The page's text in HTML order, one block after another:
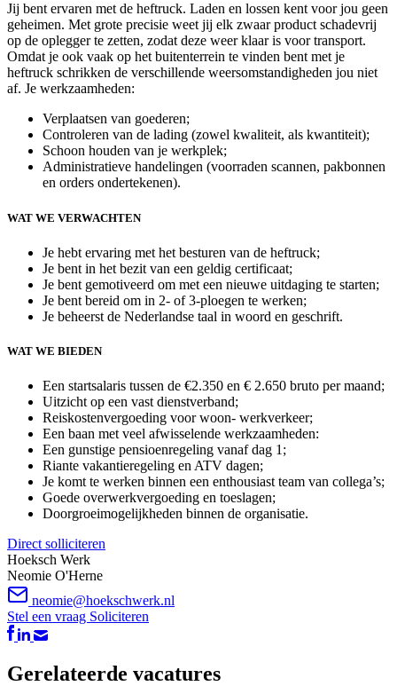
Jij bent ervaren met de heftruck. Laden en lossen kent voor jou geen
geheimen. Met grote precisie weet jij elk zwaar product schadevrij
op de oplegger te zetten, zodat deze weer klaar is voor transport.
Omdat je ook vaak op het buitenterrein te vinden bent met je
heftruck schrikken de verschillende weersomstandigheden jou niet
af. Je werkzaamheden:
Verplaatsen van goederen;
Controleren van de lading (zowel kwaliteit, als kwantiteit);
Schoon houden van je werkplek;
Administratieve handelingen (voorraden scannen, pakbonnen
en orders ondertekenen).
WAT WE VERWACHTEN
Je hebt ervaring met het besturen van de heftruck;
Je bent in het bezit van een geldig certificaat;
Je bent gemotiveerd om met een nieuwe uitdaging te starten;
Je bent bereid om in 2- of 3-ploegen te werken;
Je beheerst de Nederlandse taal in woord en geschrift.
WAT WE BIEDEN
Een startsalaris tussen de €2.350 en € 2.650 bruto per maand;
Uitzicht op een vast dienstverband;
Reiskostenvergoeding voor woon- werkverkeer;
Een baan met veel afwisselende werkzaamheden:
Een gunstige pensioenregeling vanaf dag 1;
Riante vakantieregeling en ATV dagen;
Je komt te werken binnen een enthousiast team van collega’s;
Goede overwerkvergoeding en toeslagen;
Doorgroeimogelijkheden binnen de organisatie.
Direct solliciteren
Hoeksch Werk
Neomie O'Herne
neomie@hoekschwerk.nl
Stel een vraag Soliciteren
Gerelateerde vacatures